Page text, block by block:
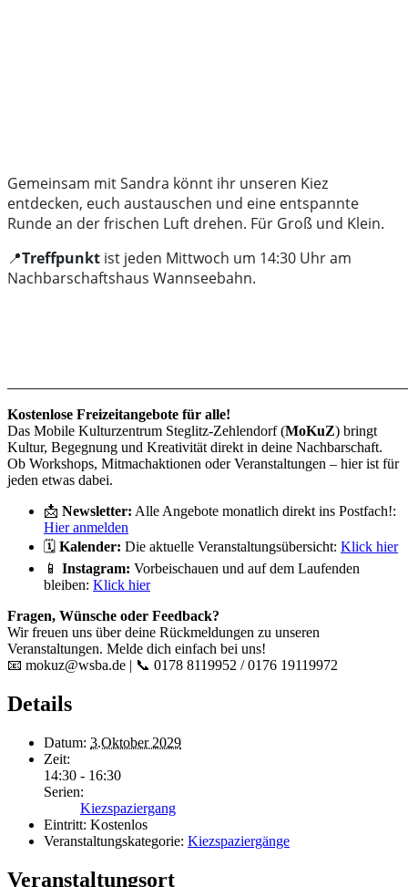
Gemeinsam mit Sandra könnt ihr unseren Kiez
entdecken, euch austauschen und eine entspannte
Runde an der frischen Luft drehen. Für Groß und Klein.
📍Treffpunkt ist jeden Mittwoch um 14:30 Uhr am
Nachbarschaftshaus Wannseebahn.
Kostenlose Freizeitangebote für alle!
Das Mobile Kulturzentrum Steglitz-Zehlendorf (MoKuZ) bringt
Kultur, Begegnung und Kreativität direkt in deine Nachbarschaft.
Ob Workshops, Mitmachaktionen oder Veranstaltungen – hier ist für
jeden etwas dabei.
📩 Newsletter: Alle Angebote monatlich direkt ins Postfach!:
Hier anmelden
🗓️ Kalender: Die aktuelle Veranstaltungsübersicht: Klick hier
📱 Instagram: Vorbeischauen und auf dem Laufenden
bleiben: Klick hier
Fragen, Wünsche oder Feedback?
Wir freuen uns über deine Rückmeldungen zu unseren
Veranstaltungen. Melde dich einfach bei uns!
📧 mokuz@wsba.de | 📞 0178 8119952 / 0176 19119972
Details
Datum: 3.Oktober 2029
Zeit:
14:30 - 16:30
Serien:
Kiezspaziergang
Eintritt: Kostenlos
Veranstaltungskategorie: Kiezspaziergänge
Veranstaltungsort